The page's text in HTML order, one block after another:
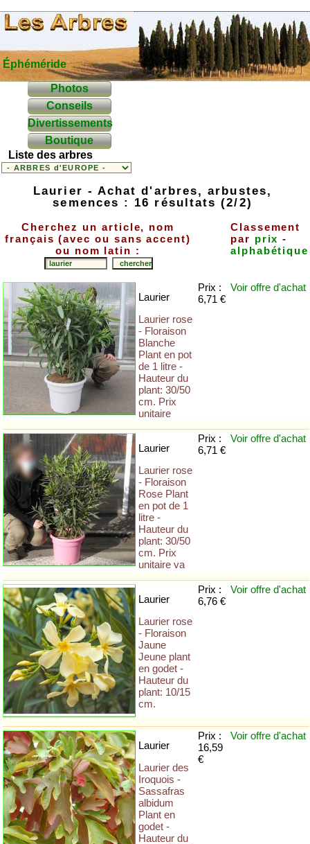
Éphéméride
Photos
Conseils
Divertissements
Boutique
Liste des arbres
Laurier - Achat d'arbres, arbustes,
semences : 16 résultats (2/2)
Cherchez un article, nom
français (avec ou sans accent)
ou nom latin :
Classement
par prix -
alphabétique
Laurier
Laurier rose
- Floraison
Blanche
Plant en pot
de 1 litre -
Hauteur du
plant: 30/50
cm. Prix
unitaire
Prix :
6,71 €
Voir offre d'achat
Laurier
Laurier rose
- Floraison
Rose Plant
en pot de 1
litre -
Hauteur du
plant: 30/50
cm. Prix
unitaire va
Prix :
6,71 €
Voir offre d'achat
Laurier
Laurier rose
- Floraison
Jaune
Jeune plant
en godet -
Hauteur du
plant: 10/15
cm.
Prix :
6,76 €
Voir offre d'achat
Laurier
Laurier des
Iroquois -
Sassafras
albidum
Plant en
godet -
Hauteur du
Prix :
16,59
€
Voir offre d'achat